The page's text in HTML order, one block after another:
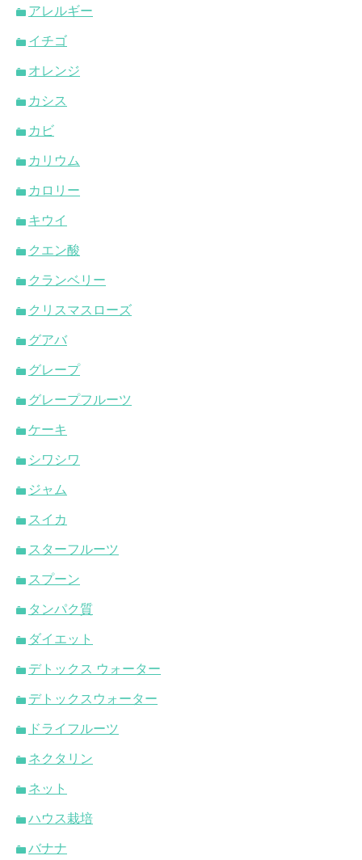
アレルギー
イチゴ
オレンジ
カシス
カビ
カリウム
カロリー
キウイ
クエン酸
クランベリー
クリスマスローズ
グアバ
グレープ
グレープフルーツ
ケーキ
シワシワ
ジャム
スイカ
スターフルーツ
スプーン
タンパク質
ダイエット
デトックス ウォーター
デトックスウォーター
ドライフルーツ
ネクタリン
ネット
ハウス栽培
バナナ